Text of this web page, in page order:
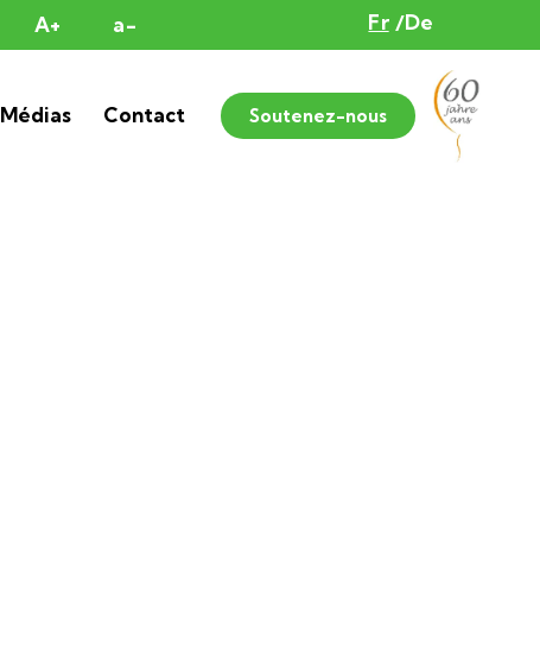
A+ a- Fr De
Médias Contact Soutenez-nous